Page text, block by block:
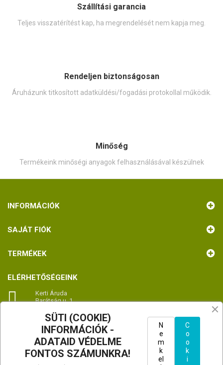
Szállítási garancia
Teljes visszatérítést kap, ha megrendelését nem kapja meg.
Rendeljen biztonságosan
Áruházunk titkosított adatküldési/fogadási protokollal működik.
Minőség
Termékeink minőségi anyagok felhasználásával készülnek
INFORMÁCIÓK
SAJÁT FIÓK
TERMÉKEK
ELÉRHETŐSÉGEINK

Kerti Áruda
Barátság u. 1.
Magyarország
TÉRKÉP - útvonaltervezés
Hívjon minket:
+36702992066
SÜTI (COOKIE)
INFORMÁCIÓK -
ADATAID VÉDELME
FONTOS SZÁMUNKRA!
C
o
o
k
i
N
e
m
k
el